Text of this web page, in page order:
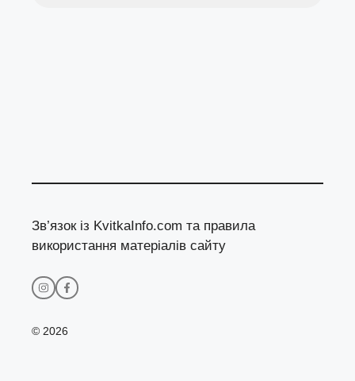
Зв’язок із KvitkaInfo.com та правила
використання матеріалів сайту
© 2026